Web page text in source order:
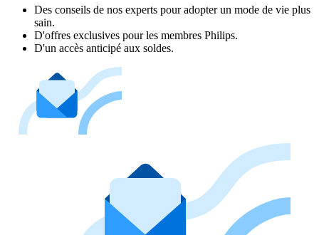
Des conseils de nos experts pour adopter un mode de vie plus
sain.
D'offres exclusives pour les membres Philips.
D'un accès anticipé aux soldes.